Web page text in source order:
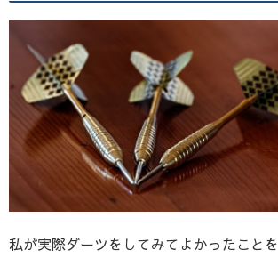
私が実際ダーツをしてみてよかったことを